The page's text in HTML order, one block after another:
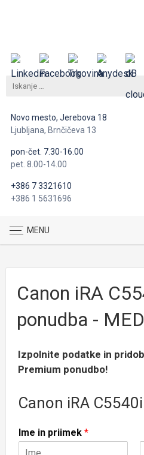
Novo mesto, Jerebova 18
Ljubljana, Brnčičeva 13
pon-čet. 7.30-16.00
pet. 8.00-14.00
+386 7 3321610
+386 1 5631696
MENU
Canon iRA
ponudba -
Izpolnite podatke in
Premium ponudbo!
Canon iRA C5540i
Ime in priimek *